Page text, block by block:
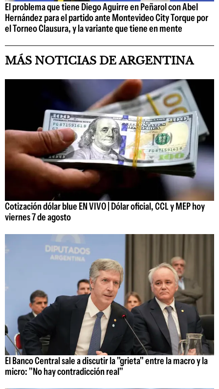
El problema que tiene Diego Aguirre en Peñarol con Abel
Hernández para el partido ante Montevideo City Torque por
el Torneo Clausura, y la variante que tiene en mente
MÁS NOTICIAS DE ARGENTINA
Cotización dólar blue EN VIVO | Dólar oficial, CCL y MEP hoy
viernes 7 de agosto
El Banco Central sale a discutir la "grieta" entre la macro y la
micro: "No hay contradicción real"